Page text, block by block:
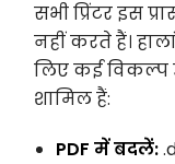
सभी प्रिंटर इस
नहीं करते हैं।
लिए कई विकल्प
शामिल हैं:
PDF में बदलें: